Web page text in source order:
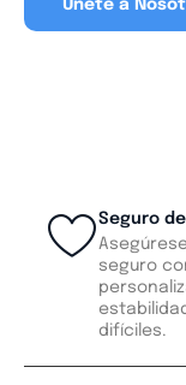
Únete a
Seguro
seguro
difíciles.